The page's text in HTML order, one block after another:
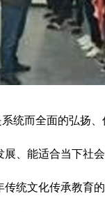
而全面的弘扬、
、能适合当下社
统文化传承教育